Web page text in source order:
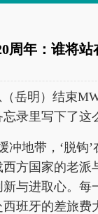
周年：谁将站
岳明）结束
录里写下了这
冲地带，‘脱钩
方国家的老派
与进取心。每
班牙的差旅费